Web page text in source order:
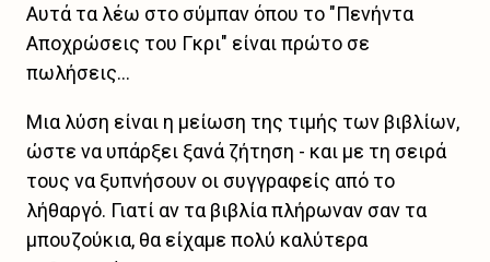
Αυτά τα λέω στο σύμπαν όπου το "Πενήντα
Αποχρώσεις του Γκρι" είναι πρώτο σε
πωλήσεις...
Μια λύση είναι η μείωση της τιμής των βιβλίων,
ώστε να υπάρξει ξανά ζήτηση - και με τη σειρά
τους να ξυπνήσουν οι συγγραφείς από το
λήθαργό. Γιατί αν τα βιβλία πλήρωναν σαν τα
μπουζούκια, θα είχαμε πολύ καλύτερα